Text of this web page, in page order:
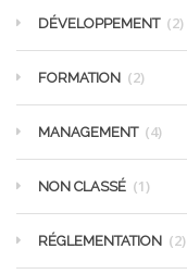
DÉVELOPPEMENT (2)
FORMATION (2)
MANAGEMENT (4)
NON CLASSÉ (1)
RÉGLEMENTATION (2)